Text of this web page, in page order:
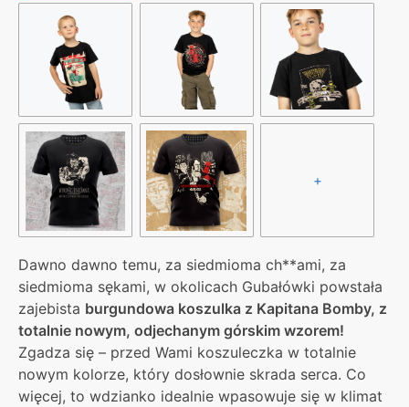
+
Dawno dawno temu, za siedmioma ch**ami, za
siedmioma sękami, w okolicach Gubałówki powstała
zajebista burgundowa koszulka z Kapitana Bomby, z
totalnie nowym, odjechanym górskim wzorem!
Zgadza się – przed Wami koszuleczka w totalnie
nowym kolorze, który dosłownie skrada serca. Co
więcej, to wdzianko idealnie wpasowuje się w klimat